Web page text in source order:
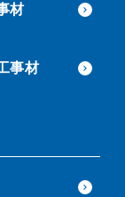
材
事材